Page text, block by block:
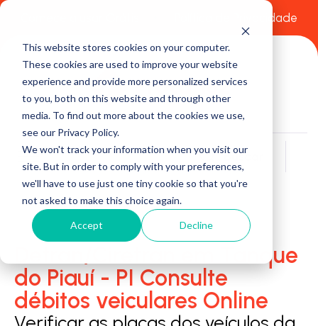
This website stores cookies on your computer.
These cookies are used to improve your website
experience and provide more personalized services
to you, both on this website and through other
media. To find out more about the cookies we use,
see our Privacy Policy.
We won't track your information when you visit our
site. But in order to comply with your preferences,
we'll have to use just one tiny cookie so that you're
not asked to make this choice again.
Accept Decline
Política de Privacidade
Buscar
Detran/Ciretran em Tanque
do Piauí - PI Consulte
débitos veiculares Online